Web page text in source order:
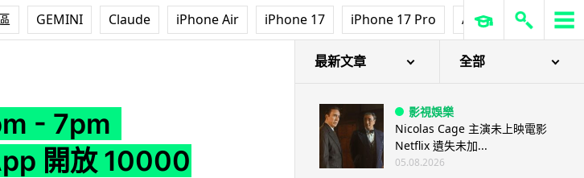
GEMINI Claude iPhone Air iPhone 17 iPhone 17 Pro AirPods Pro 3
- 7pm
開放 10000
最新文章 全部
影視娛樂
Nicolas Cage 主演未上映電影
Netflix 遺失未加...
05.08.2026